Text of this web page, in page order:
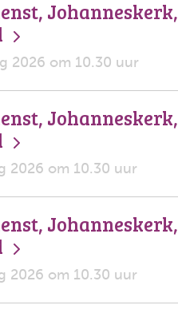
Johanneskerk,
2026 om 10.30 uur
Johanneskerk,
2026 om 10.30 uur
Johanneskerk,
2026 om 10.30 uur